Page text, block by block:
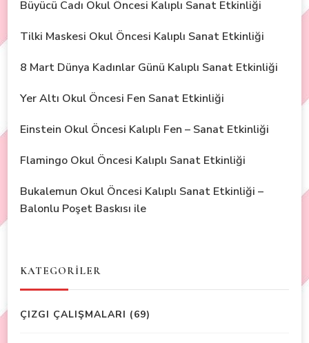
Büyücü Cadı Okul Öncesi Kalıplı Sanat Etkinliği
Tilki Maskesi Okul Öncesi Kalıplı Sanat Etkinliği
8 Mart Dünya Kadınlar Günü Kalıplı Sanat Etkinliği
Yer Altı Okul Öncesi Fen Sanat Etkinliği
Einstein Okul Öncesi Kalıplı Fen – Sanat Etkinliği
Flamingo Okul Öncesi Kalıplı Sanat Etkinliği
Bukalemun Okul Öncesi Kalıplı Sanat Etkinliği –
Balonlu Poşet Baskısı ile
KATEGORİLER
ÇIZGI ÇALIŞMALARI (69)